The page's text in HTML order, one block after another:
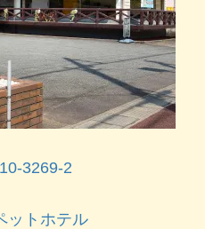
3269-2
ットホテル